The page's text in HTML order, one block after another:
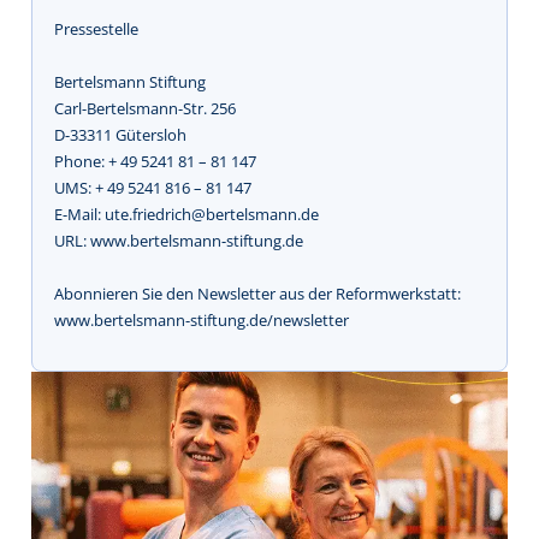
Pressestelle
Bertelsmann Stiftung
Carl-Bertelsmann-Str. 256
D-33311 Gütersloh
Phone: + 49 5241 81 – 81 147
UMS: + 49 5241 816 – 81 147
E-Mail: ute.friedrich@bertelsmann.de
URL: www.bertelsmann-stiftung.de
Abonnieren Sie den Newsletter aus der Reformwerkstatt:
www.bertelsmann-stiftung.de/newsletter